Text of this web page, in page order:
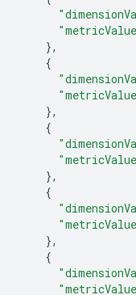
},
{
},
{
},
{
},
{